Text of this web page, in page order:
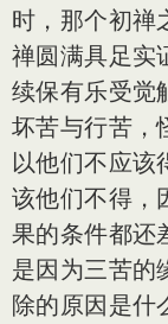
时，那个初禅
禅圆满具足实
续保有乐受觉
坏苦与行苦，
以他们不应该
该他们不得，
果的条件都还
是因为三苦的
除的原因是什